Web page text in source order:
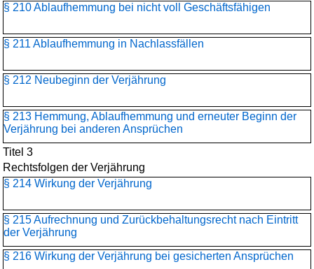
§ 210 Ablaufhemmung bei nicht voll Geschäftsfähigen
§ 211 Ablaufhemmung in Nachlassfällen
§ 212 Neubeginn der Verjährung
§ 213 Hemmung, Ablaufhemmung und erneuter Beginn der
Verjährung bei anderen Ansprüchen
Titel 3
Rechtsfolgen der Verjährung
§ 214 Wirkung der Verjährung
§ 215 Aufrechnung und Zurückbehaltungsrecht nach Eintritt
der Verjährung
§ 216 Wirkung der Verjährung bei gesicherten Ansprüchen